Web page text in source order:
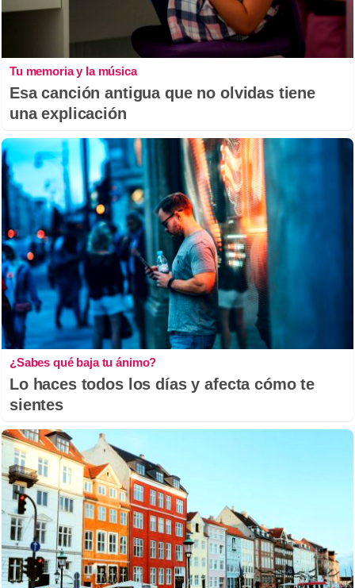
Tu memoria y la música
Esa canción antigua que no olvidas tiene
una explicación
¿Sabes qué baja tu ánimo?
Lo haces todos los días y afecta cómo te
sientes